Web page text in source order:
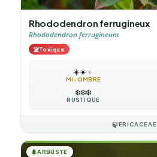
Rhododendron ferrugineux
Rhododendron ferrugineum
☠️Toxique
☀️☀️☀️
MI-OMBRE
❄️❄️❄️
RUSTIQUE
🍃ERICACEAE
🌲ARBUSTE